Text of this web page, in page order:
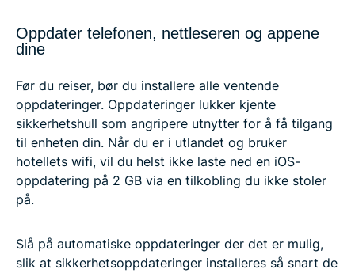
Oppdater telefonen, nettleseren og appene
dine
Før du reiser, bør du installere alle ventende
oppdateringer. Oppdateringer lukker kjente
sikkerhetshull som angripere utnytter for å få tilgang
til enheten din. Når du er i utlandet og bruker
hotellets wifi, vil du helst ikke laste ned en iOS-
oppdatering på 2 GB via en tilkobling du ikke stoler
på.
Slå på automatiske oppdateringer der det er mulig,
slik at sikkerhetsoppdateringer installeres så snart de